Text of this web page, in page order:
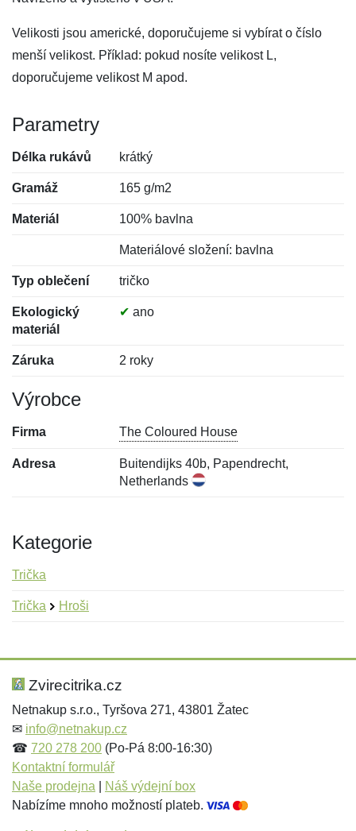
Velikosti jsou americké, doporučujeme si vybírat o číslo
menší velikost. Příklad: pokud nosíte velikost L,
doporučujeme velikost M apod.
Parametry
Délka rukávů krátký
Gramáž 165 g/m2
Materiál 100% bavlna
Materiálové složení: bavlna
Typ oblečení tričko
Ekologický
materiál
✔ ano
Záruka 2 roky
Výrobce
Firma The Coloured House
Adresa
Buitendijks 40b, Papendrecht,
Netherlands
Kategorie
Trička
Trička Hroši
Hodnocení:
Jméno: *
Jméno:
E-mail:*
Zvirecitrika.cz
Netnakup s.r.o., Tyršova 271, 43801 Žatec
✉ info@netnakup.cz
☎ 720 278 200 (Po-Pá 8:00-16:30)
Kontaktní formulář
Naše prodejna
Náš výdejní box
Nabízíme mnoho možností plateb.